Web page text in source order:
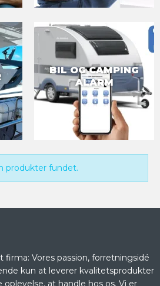
BIL OG CAMPING
ALARM
produkter fundet.
firma: Vores passion, forretningsidé
kun at leverer kvalitetsprodukter
at handle hos os. Vi er